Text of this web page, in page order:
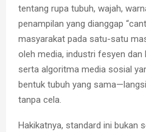
tentang rupa tubuh, wajah,
penampilan yang dianggap
masyarakat pada satu-satu
oleh media, industri fesyen dan
serta algoritma media sosial
bentuk tubuh yang
tanpa cela.
Hakikatnya, standard ini bukan